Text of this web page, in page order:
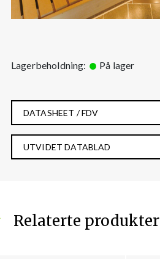
Lagerbeholdning: På lager
DATASHEET / FDV
UTVIDET DATABLAD
Relaterte produkter